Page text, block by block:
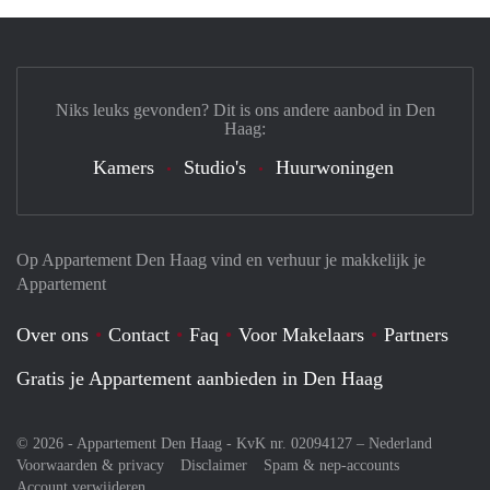
Op Appartement Den Haag vind en verhuur je makkelijk je
Appartement
Over ons Contact Faq Voor Makelaars
Partners
Gratis je Appartement aanbieden in Den Haag
© 2026 - Appartement Den Haag - KvK nr. 02094127 – Nederland
Voorwaarden & privacy
Disclaimer
Spam & nep-accounts
Niks leuks gevonden? Dit is ons andere aanbod in Den
Haag:
Kamers Studio's Huurwoningen